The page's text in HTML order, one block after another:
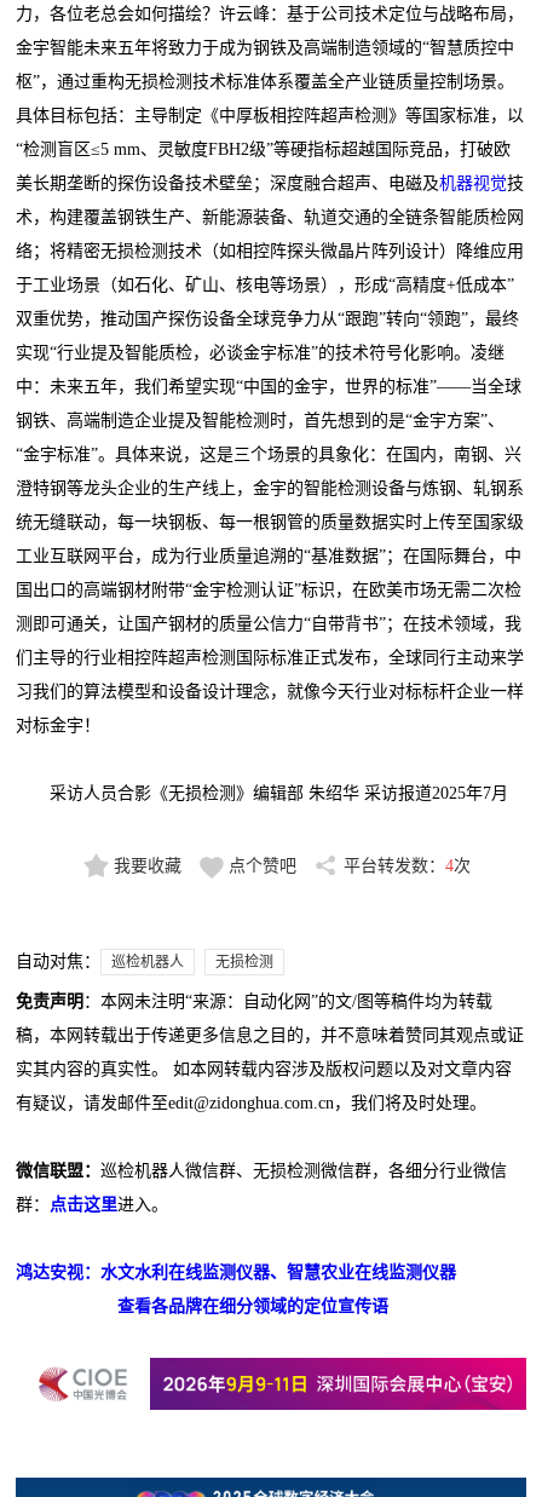
力，各位老总会如何描绘？许云峰：基于公司技术定位与战略布局，
金宇智能未来五年将致力于成为钢铁及高端制造领域的“智慧质控中
枢”，通过重构无损检测技术标准体系覆盖全产业链质量控制场景。
具体目标包括：主导制定《中厚板相控阵超声检测》等国家标准，以
“检测盲区≤5 mm、灵敏度FBH2级”等硬指标超越国际竞品，打破欧
美长期垄断的探伤设备技术壁垒；深度融合超声、电磁及机器视觉技
术，构建覆盖钢铁生产、新能源装备、轨道交通的全链条智能质检网
络；将精密无损检测技术（如相控阵探头微晶片阵列设计）降维应用
于工业场景（如石化、矿山、核电等场景），形成“高精度+低成本”
双重优势，推动国产探伤设备全球竞争力从“跟跑”转向“领跑”，最终
实现“行业提及智能质检，必谈金宇标准”的技术符号化影响。凌继
中：未来五年，我们希望实现“中国的金宇，世界的标准”——当全球
钢铁、高端制造企业提及智能检测时，首先想到的是“金宇方案”、
“金宇标准”。具体来说，这是三个场景的具象化：在国内，南钢、兴
澄特钢等龙头企业的生产线上，金宇的智能检测设备与炼钢、轧钢系
统无缝联动，每一块钢板、每一根钢管的质量数据实时上传至国家级
工业互联网平台，成为行业质量追溯的“基准数据”；在国际舞台，中
国出口的高端钢材附带“金宇检测认证”标识，在欧美市场无需二次检
测即可通关，让国产钢材的质量公信力“自带背书”；在技术领域，我
们主导的行业相控阵超声检测国际标准正式发布，全球同行主动来学
习我们的算法模型和设备设计理念，就像今天行业对标标杆企业一样
对标金宇！
采访人员合影《无损检测》编辑部 朱绍华 采访报道2025年7月
我要收藏 点个赞吧 平台转发数： 4次
自动对焦： 巡检机器人 无损检测
免责声明 ：本网未注明“来源：自动化网”的文/图等稿件均为转载
稿，本网转载出于传递更多信息之目的，并不意味着赞同其观点或证
实其内容的真实性。 如本网转载内容涉及版权问题以及对文章内容
有疑议，请发邮件至edit@zidonghua.com.cn，我们将及时处理。
微信联盟：巡检机器人微信群、无损检测微信群，各细分行业微信
群： 点击这里进入。
鸿达安视：水文水利在线监测仪器、智慧农业在线监测仪器
查看各品牌在细分领域的定位宣传语